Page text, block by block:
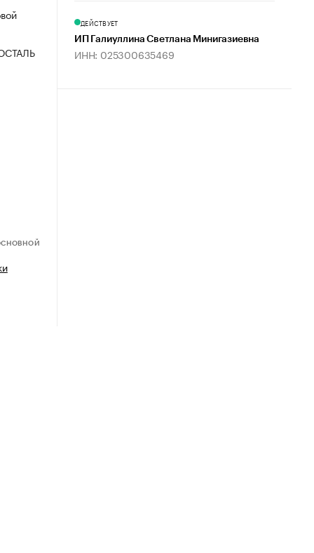
ДЕЙСТВУЕТ
ИП Галиуллина Светлана Минигазиевна
ИНН: 025300635469